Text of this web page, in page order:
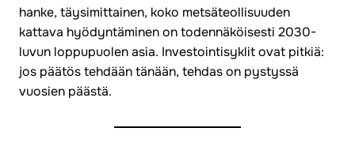
hanke, täysimittainen, koko metsäteollisuuden
kattava hyödyntäminen on todennäköisesti 2030-
luvun loppupuolen asia. Investointisyklit ovat pitkiä:
jos päätös tehdään tänään, tehdas on pystyssä
vuosien päästä.